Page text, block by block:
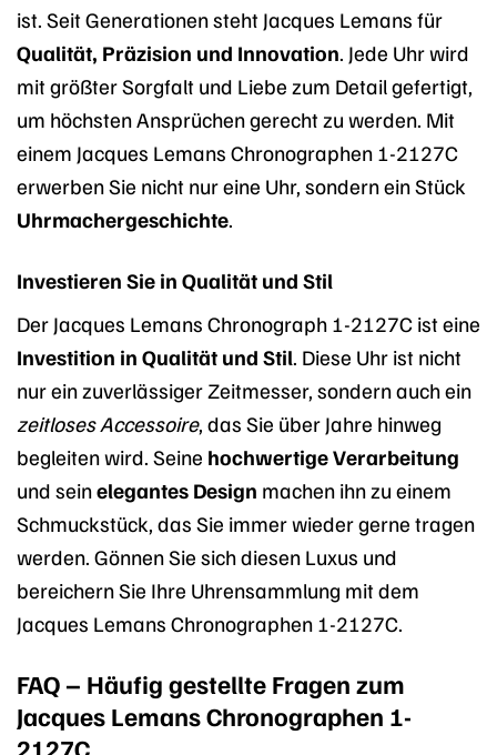
ist. Seit Generationen steht Jacques Lemans für
Qualität, Präzision und Innovation . Jede Uhr wird
mit größter Sorgfalt und Liebe zum Detail gefertigt,
um höchsten Ansprüchen gerecht zu werden. Mit
einem Jacques Lemans Chronographen 1-2127C
erwerben Sie nicht nur eine Uhr, sondern ein Stück
Uhrmachergeschichte
Investieren Sie in Qualität und Stil
Der Jacques Lemans Chronograph 1-2127C ist eine
Investition in Qualität und Stil. Diese Uhr ist nicht
nur ein zuverlässiger Zeitmesser, sondern auch ein
zeitloses Accessoire, das Sie über Jahre hinweg
begleiten wird. Seine hochwertige Verarbeitung
und seinelegantes Design machen ihn zu einem
Schmuckstück, das Sie immer wieder gerne tragen
werden. Gönnen Sie sich diesen Luxus und
bereichern Sie Ihre Uhrensammlung mit dem
Jacques Lemans Chronographen 1-2127C.
FAQ – Häufig gestellte Fragen zum
Jacques Lemans Chronographen 1-
2127C